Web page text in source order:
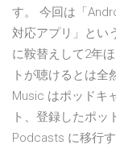
す。 今回は「
対応アプリ」とい
に鞍替えして2年
トが聴けるとは
Music はポッドキ
ト、登録したポ
Podcasts に移行